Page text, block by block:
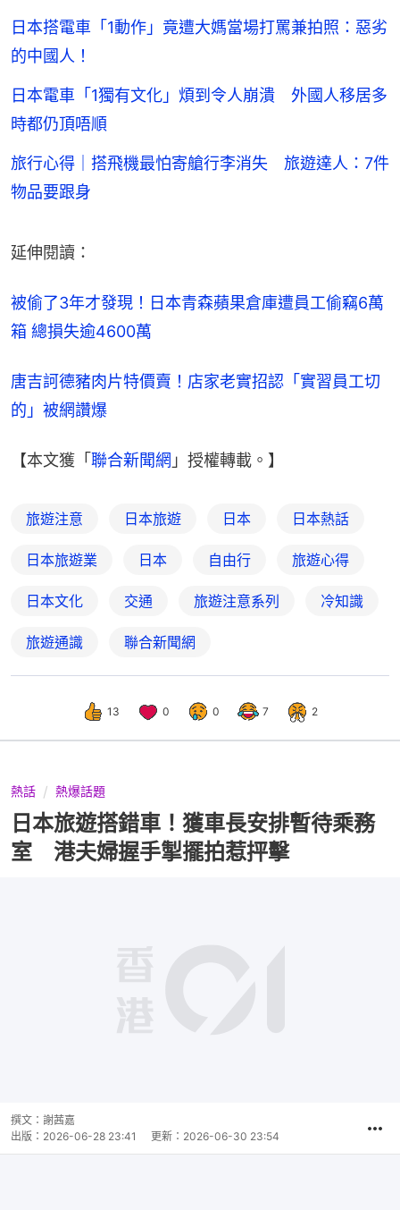
日本搭電車「1動作」竟遭大媽當場打罵兼拍照：惡劣
的中國人！
日本電車「1獨有文化」煩到令人崩潰 外國人移居多
時都仍頂唔順
旅行心得｜搭飛機最怕寄艙行李消失 旅遊達人：7件
物品要跟身
延伸閱讀：
被偷了3年才發現！日本青森蘋果倉庫遭員工偷竊6萬
箱 總損失逾4600萬
唐吉訶德豬肉片特價賣！店家老實招認「實習員工切
的」被網讚爆
【本文獲「 聯合新聞網 」授權轉載。】
旅遊注意 日本旅遊 日本 日本熱話
日本旅遊業 日本 自由行 旅遊心得
日本文化 交通 旅遊注意系列 冷知識
旅遊通識 聯合新聞網
13 0 0 7 2
熱話 熱爆話題
日本旅遊搭錯車！獲車長安排暫待乘務
室 港夫婦握手掣擺拍惹抨擊
撰文： 謝茜嘉
出版： 2026-06-28 23:41 更新： 2026-06-30 23:54